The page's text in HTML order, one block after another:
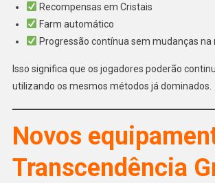
Recompensas em Cristais
Farm automático
Progressão contínua sem mudanças na
Isso significa que os jogadores poderão
utilizando os mesmos métodos já dominados.
Novos
Transcendência